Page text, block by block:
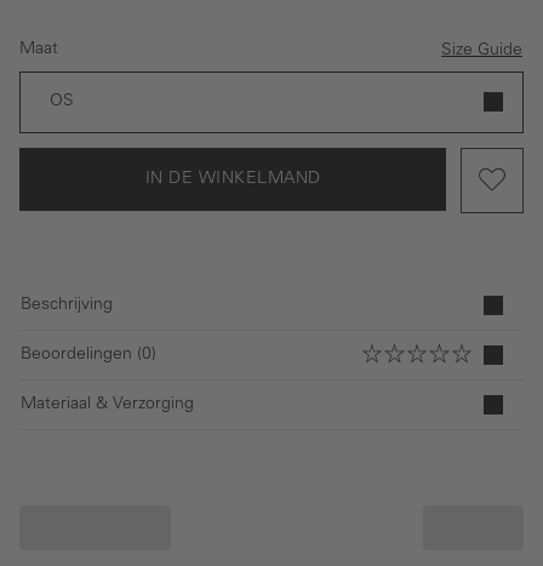
Maat Size Guide
OS
IN DE WINKELMAND
Beschrijving
Beoordelingen (0)
Materiaal & Verzorging